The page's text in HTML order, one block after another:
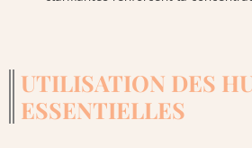
UTILISATION DES
ESSENTIELLES